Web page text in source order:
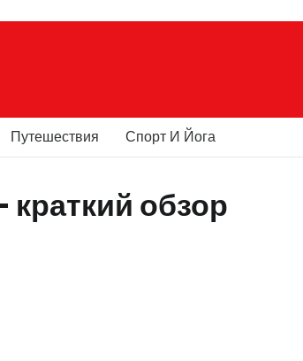
Путешествия Спорт И Йога
обзор